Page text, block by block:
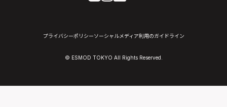
© ESMOD TOKYO All Rights Reserved.
プライバシーポリシーソーシャルメディア利用のガイドライン